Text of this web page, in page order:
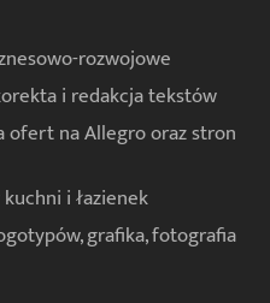
rozwojowe
i redakcja tekstów
ofert na Allegro oraz stron
i łazienek
grafika, fotografia